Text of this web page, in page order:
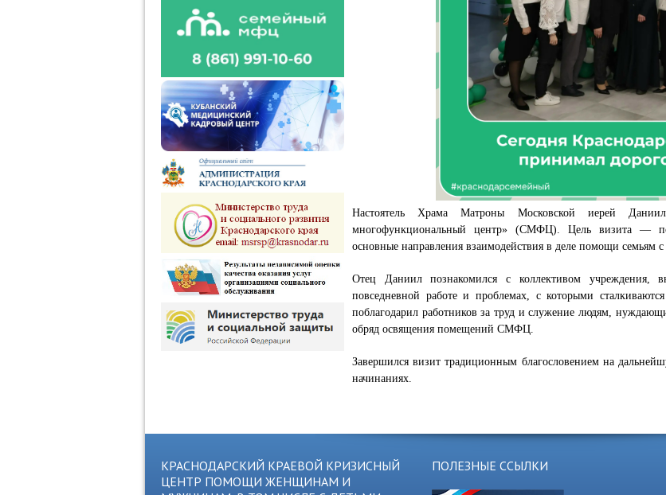
Настоятель Храма Матроны Московской иерей
многофункциональный центр» (СМФЦ). Цель визита —
основные направления взаимодействия в деле помощи семьям с
Отец Даниил познакомился с коллективом учреждения,
повседневной работе и проблемах, с которыми
поблагодарил работников за труд и служение людям,
обряд освящения помещений СМФЦ.
Завершился визит традиционным благословением на
начинаниях.
КРАСНОДАРСКИЙ КРАЕВОЙ КРИЗИСНЫЙ
ЦЕНТР ПОМОЩИ ЖЕНЩИНАМ И
ПОЛЕЗНЫЕ ССЫЛКИ